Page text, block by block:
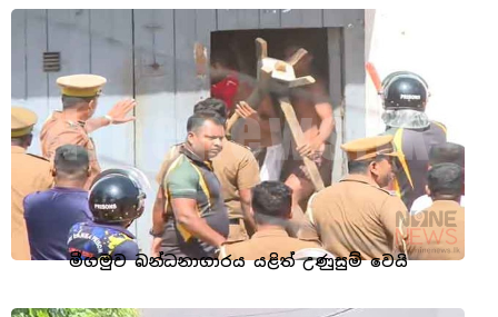
මීගමුව බන්ධනාගාරය යළිත් උණුසුම් වෙයි